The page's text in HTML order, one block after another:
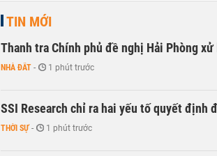
TIN MỚI
Thanh tra Chính phủ đề nghị Hải Phòng
NHÀ ĐẤT - 1 phút trước
SSI Research chỉ ra hai yếu tố quyết định
THỜI SỰ - 1 phút trước